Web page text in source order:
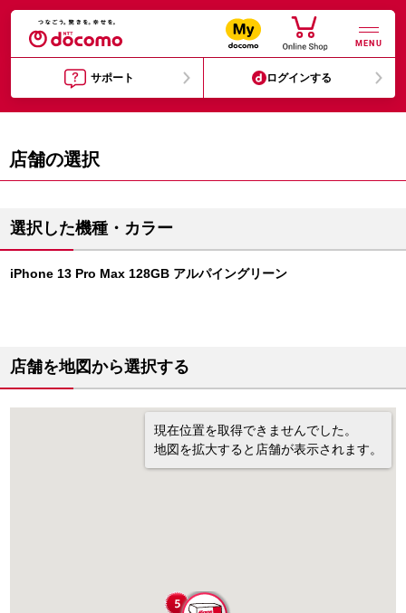
MENU
サポート ログインする
店舗の選択
選択した機種・カラー
iPhone 13 Pro Max 128GB アルパイングリーン
店舗を地図から選択する
現在位置を取得できませんでした。
地図を拡大すると店舗が表示されます。